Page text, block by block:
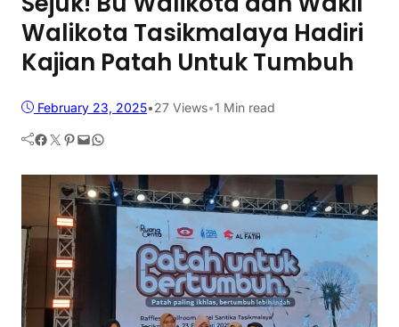
Walikota Tasikmalaya Hadiri
Kajian Patah Untuk Tumbuh
February 23, 2025•27 Views•1 Min read
Facebook Twitter Pinterest Mail WhatsApp